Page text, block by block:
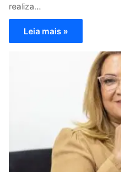
realiza…
Leia mais »